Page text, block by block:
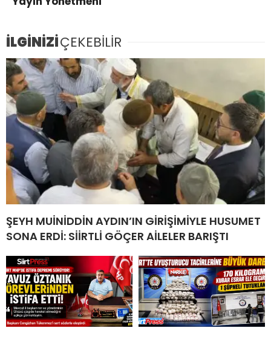
İLGİNİZİÇEKEBİLİR
ŞEYH MUİNİDDİN AYDIN’IN GİRİŞİMİYLE HUSUMET
SONA ERDİ: SİİRTLİ GÖÇER AİLELER BARIŞTI